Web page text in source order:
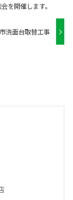
を開催します。
洗面台取替工事